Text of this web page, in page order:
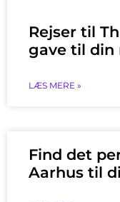
Rejser til
gave til din
LÆS MERE »
Find det
Aarhus til